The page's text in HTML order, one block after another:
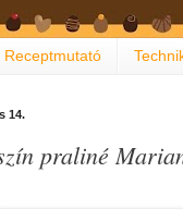
Receptmutató
14.
praliné